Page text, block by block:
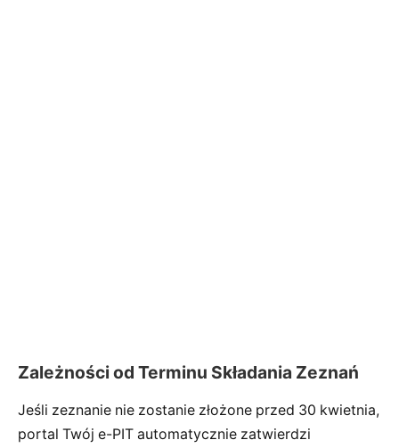
Zależności od Terminu Składania Zeznań
Jeśli zeznanie nie zostanie złożone przed 30 kwietnia,
portal Twój e-PIT automatycznie zatwierdzi